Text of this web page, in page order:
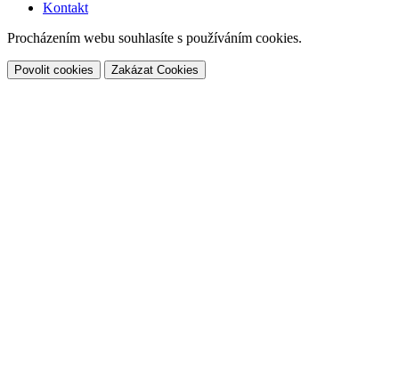
Kontakt
Procházením webu souhlasíte s používáním cookies.
Povolit cookies Zakázat Cookies